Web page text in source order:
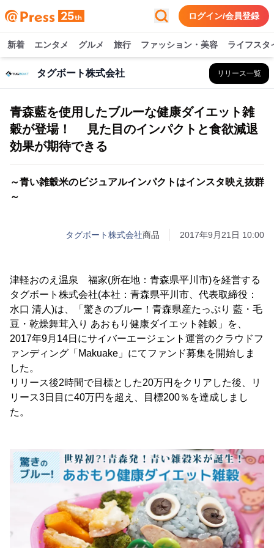
ログイン/会員登録
新着 エンタメ グルメ 旅行 ファッション・美容 ライフスタ
タグボート株式会社 リリース一覧
青森藍を使用したブルーな健康ダイエット雑
穀が登場！ 見た目のインパクトと食欲減退
効果が期待できる
～青い雑穀米のビジュアルインパクトはインスタ映え抜群
～
タグボート株式会社商品 2017年9月21日 10:00
津軽おのえ温泉 福家(所在地：青森県平川市)を経営する
タグボート株式会社(本社：青森県平川市、代表取締役：
水口 清人)は、「驚きのブルー！青森県産たっぷり 藍・毛
豆・乾燥舞茸入り あおもり健康ダイエット雑穀」を、
2017年9月14日にサイバーエージェント運営のクラウドフ
ァンディング「Makuake」にてファンド募集を開始しま
した。
リリース後2時間で目標とした20万円をクリアした後、リ
リース3日目に40万円を超え、目標200％を達成しまし
た。